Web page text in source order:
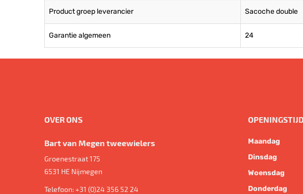
Product groep leverancier Sacoche double
Garantie algemeen 24
OVER ONS
Bart van Megen tweewielers
Groenestraat 175
6531 HE Nijmegen
Telefoon:+31 (0)24 356 52 24
Maandag
Dinsdag
Woensdag
Donderdag